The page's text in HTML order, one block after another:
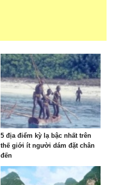
5 địa điểm kỳ lạ bậc nhất trên
thế giới ít người dám đặt chân
đến